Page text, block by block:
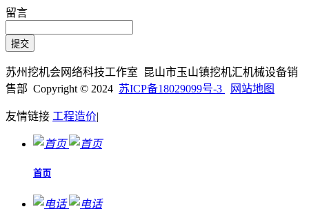
留言
苏州挖机会网络科技工作室 昆山市玉山镇挖机汇机械设备销
售部 Copyright © 2024 苏ICP备18029099号-3 网站地图
友情链接 工程造价|
首页